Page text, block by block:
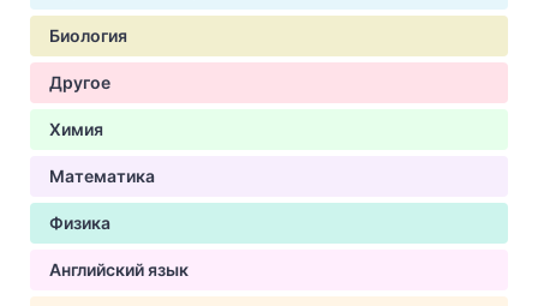
Биология
Другое
Химия
Математика
Физика
Английский язык